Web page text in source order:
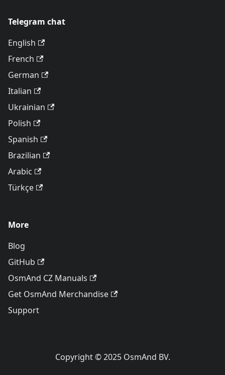
Telegram chat
English
French
German
Italian
Ukrainian
Polish
Spanish
Brazilian
Arabic
Türkçe
More
Blog
GitHub
OsmAnd CZ Manuals
Get OsmAnd Merchandise
Support
Copyright © 2025 OsmAnd BV.